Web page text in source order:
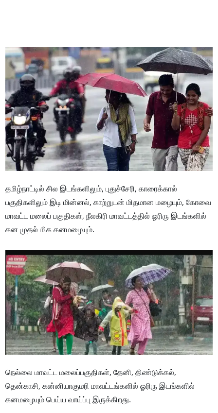
தமிழ்நாட்டில் சில இடங்களிலும், புதுச்சேரி, காரைக்கால்
பகுதிகளிலும் இடி மின்னல், காற்றுடன் மிதமான மழையும், கோவை
மாவட்ட மலைப் பகுதிகள், நீலகிரி மாவட்டத்தில் ஓரிரு இடங்களில்
கன முதல் மிக கனமழையும்.
நெல்லை மாவட்ட மலைப்பகுதிகள், தேனி, திண்டுக்கல்,
தென்காசி, கன்னியாகுமரி மாவட்டங்களில் ஓரிரு இடங்களில்
கனமழையும் பெய்ய வாய்ப்பு இருக்கிறது.